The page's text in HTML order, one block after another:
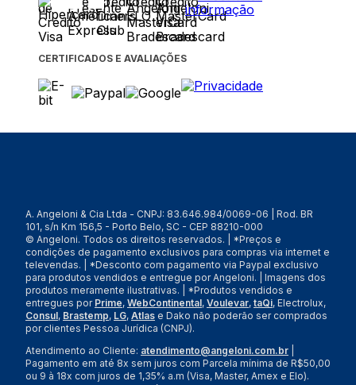
CERTIFICADOS E AVALIAÇÕES
A. Angeloni & Cia Ltda - CNPJ: 83.646.984/0069-06 | Rod. BR
101, s/n Km 156,5 - Porto Belo, SC - CEP 88210-000
© Angeloni. Todos os direitos reservados. | *Preços e
condições de pagamento exclusivos para compras via internet e
televendas. | *Desconto com pagamento via Paypal exclusivo
para produtos vendidos e entregue por Angeloni. | Imagens dos
produtos meramente ilustrativas. | *Produtos vendidos e
entregues por Prime, WebContinental, Voulevar, taQi, Electrolux,
Consul, Brastemp, LG, Atlas e Dako não poderão ser comprados
por clientes Pessoa Jurídica (CNPJ).
Atendimento ao Cliente: atendimento@angeloni.com.br
Pagamento em até 8x sem juros com Parcela mínima de R$50,00
ou 9 à 18x com juros de 1,35% a.m (Visa, Master, Amex e Elo).